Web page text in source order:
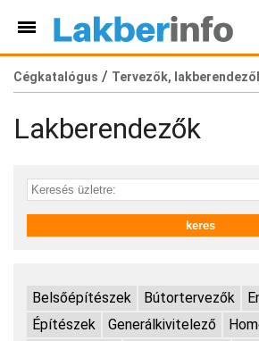
Cégkatalógus / Tervezők,
Lakberendezők
Belsőépítészek Bútortervezők
Építészek
Generálkivitelező